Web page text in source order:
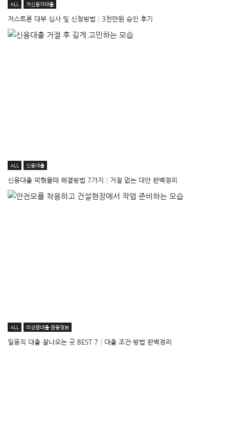
ALL 저신용자대출
저스트론 대부 심사 및 신청방법│3천만원 승인 후기
ALL 신용대출
신용대출 막혔을때 해결방법 7가지│거절 없는 대안 완벽정리
ALL 비상금대출·금융정보
일용직 대출 잘나오는 곳 BEST 7│대출 조건·방법 완벽정리